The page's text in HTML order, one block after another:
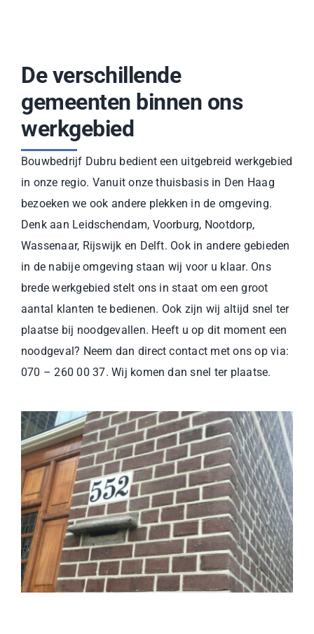
De verschillende
gemeenten binnen ons
werkgebied
Bouwbedrijf Dubru bedient een uitgebreid werkgebied
in onze regio. Vanuit onze thuisbasis in Den Haag
bezoeken we ook andere plekken in de omgeving.
Denk aan Leidschendam, Voorburg, Nootdorp,
Wassenaar, Rijswijk en Delft. Ook in andere gebieden
in de nabije omgeving staan wij voor u klaar. Ons
brede werkgebied stelt ons in staat om een groot
aantal klanten te bedienen. Ook zijn wij altijd snel ter
plaatse bij noodgevallen. Heeft u op dit moment een
noodgeval? Neem dan direct contact met ons op via:
070 – 260 00 37. Wij komen dan snel ter plaatse.